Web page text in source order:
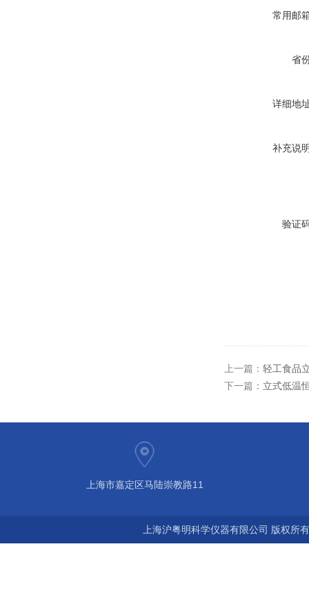
常用邮
省
详细地
补充说
验证
上一篇： 轻工食品
下一篇： 立式低温
上海市嘉定区马陆崇教路11
上海沪粤明科学仪器有限公司 版权所